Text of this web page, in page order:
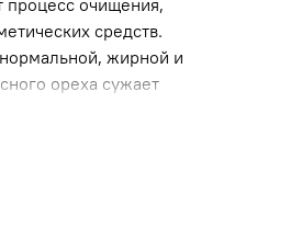
процесс очищения,
средств.
жирной и
ореха сужает
сальных
Олигомер